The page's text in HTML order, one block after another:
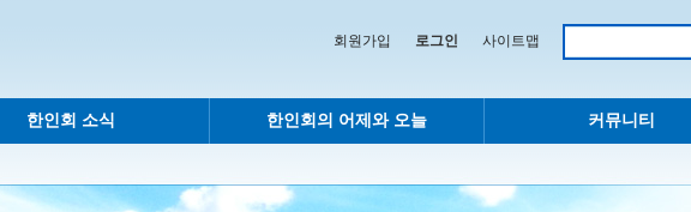
회원가입 로그인 사이트맵
한인회 소식 한인회의 어제와 오늘 커뮤니티